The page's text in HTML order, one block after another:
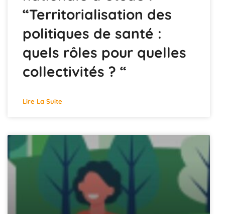
“Territorialisation des
politiques de santé :
quels rôles pour quelles
collectivités ? “
Lire La Suite